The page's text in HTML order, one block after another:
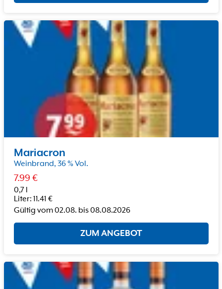
Mariacron
Weinbrand, 36 % Vol.
7.99 €
0,7 l
Liter: 11.41 €
Gültig vom02.08. bis08.08.2026
ZUM ANGEBOT